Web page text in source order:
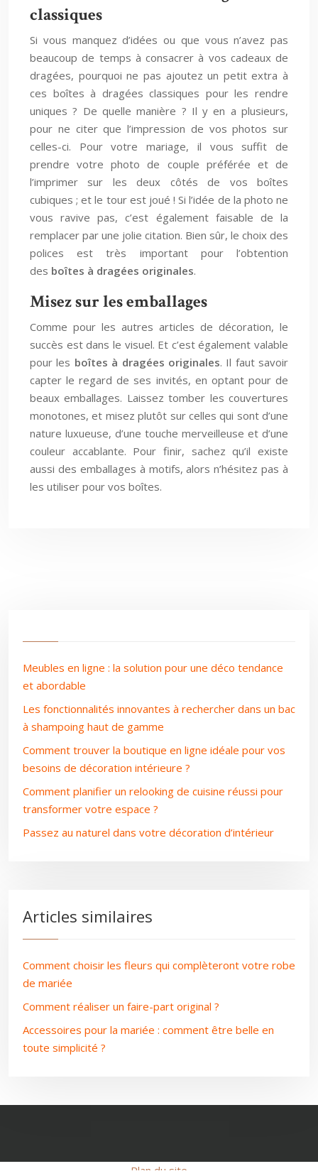
classiques
Si vous manquez d’idées ou que vous n’avez pas
beaucoup de temps à consacrer à vos cadeaux de
dragées, pourquoi ne pas ajoutez un petit extra à
ces boîtes à dragées classiques pour les rendre
uniques ? De quelle manière ? Il y en a plusieurs,
pour ne citer que l’impression de vos photos sur
celles-ci. Pour votre mariage, il vous suffit de
prendre votre photo de couple préférée et de
l’imprimer sur les deux côtés de vos boîtes
cubiques ; et le tour est joué ! Si l’idée de la photo ne
vous ravive pas, c’est également faisable de la
remplacer par une jolie citation. Bien sûr, le choix des
polices est très important pour l’obtention
des boîtes à dragées originales.
Misez sur les emballages
Comme pour les autres articles de décoration, le
succès est dans le visuel. Et c’est également valable
pour les boîtes à dragées originales. Il faut savoir
capter le regard de ses invités, en optant pour de
beaux emballages. Laissez tomber les couvertures
monotones, et misez plutôt sur celles qui sont d’une
nature luxueuse, d’une touche merveilleuse et d’une
couleur accablante. Pour finir, sachez qu’il existe
aussi des emballages à motifs, alors n’hésitez pas à
les utiliser pour vos boîtes.
Meubles en ligne : la solution pour une déco tendance
et abordable
Les fonctionnalités innovantes à rechercher dans un bac
à shampoing haut de gamme
Comment trouver la boutique en ligne idéale pour vos
besoins de décoration intérieure ?
Comment planifier un relooking de cuisine réussi pour
transformer votre espace ?
Passez au naturel dans votre décoration d’intérieur
Articles similaires
Comment choisir les fleurs qui complèteront votre robe
de mariée
Comment réaliser un faire-part original ?
Accessoires pour la mariée : comment être belle en
toute simplicité ?
Plan du site